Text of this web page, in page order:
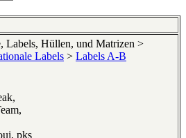
Labels, Hüllen, und Matrizen >
Labels > Labels A-B
pks